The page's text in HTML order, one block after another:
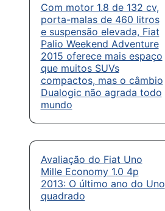
Com motor 1.8 de 132 cv,
porta-malas de 460 litros
e suspensão elevada, Fiat
Palio Weekend Adventure
2015 oferece mais espaço
que muitos SUVs
compactos, mas o câmbio
Dualogic não agrada todo
mundo
Avaliação do Fiat Uno
Mille Economy 1.0 4p
2013: O último ano do Uno
quadrado